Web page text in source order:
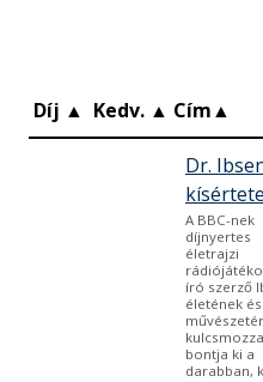
Díj ▲ Kedv. ▲ Cím▲
Dr.
A BBC-nek
díjnyertes
életrajzi
író szerző
életének és
bontja ki a
darabban, k